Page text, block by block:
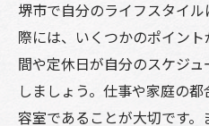
堺市で自分のライフスタイ
際には、いくつかのポイン
間や定休日が自分のスケジ
しましょう。仕事や家庭の
容室であることが大切です